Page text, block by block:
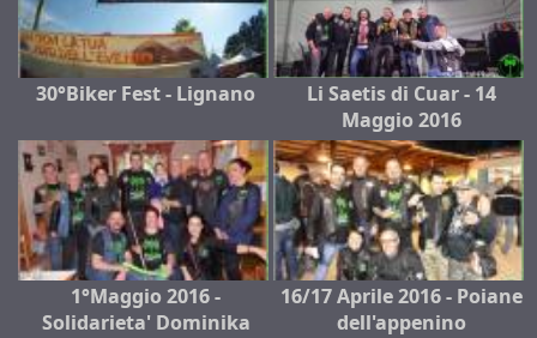
30°Biker Fest - Lignano
Li Saetis di Cuar - 14
Maggio 2016
1°Maggio 2016 -
Solidarieta' Dominika
16/17 Aprile 2016 - Poiane
dell'appenino